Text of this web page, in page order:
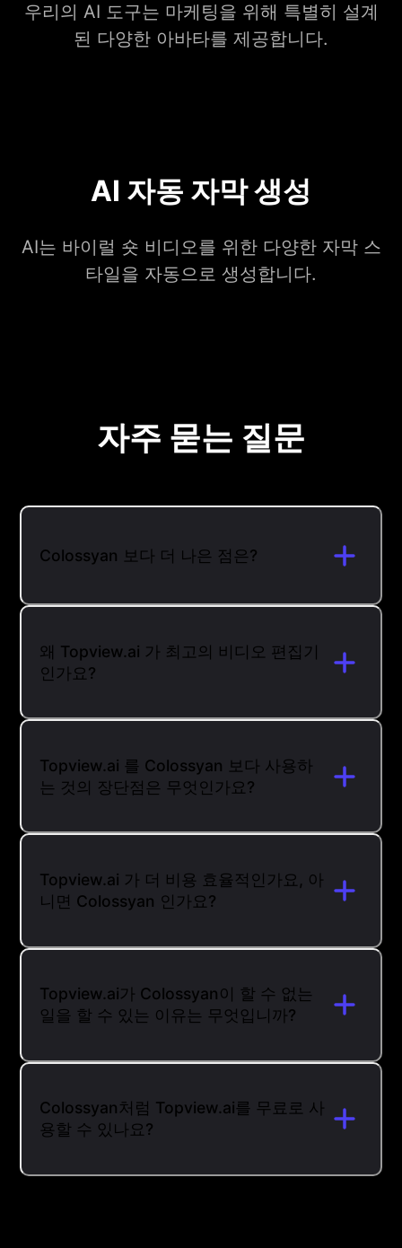
우리의 AI 도구는 마케팅을 위해 특별히 설계
된 다양한 아바타를 제공합니다.
AI 자동 자막 생성
AI는 바이럴 숏 비디오를 위한 다양한 자막 스
타일을 자동으로 생성합니다.
자주 묻는 질문
Colossyan 보다 더 나은 점은?
왜 Topview.ai 가 최고의 비디오 편집기
인가요?
Topview.ai 를 Colossyan 보다 사용하
는 것의 장단점은 무엇인가요?
Topview.ai 가 더 비용 효율적인가요, 아
니면 Colossyan 인가요?
Topview.ai가 Colossyan이 할 수 없는
일을 할 수 있는 이유는 무엇입니까?
Colossyan처럼 Topview.ai를 무료로 사
용할 수 있나요?